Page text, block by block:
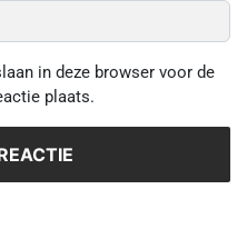
in deze browser voor de
plaats.